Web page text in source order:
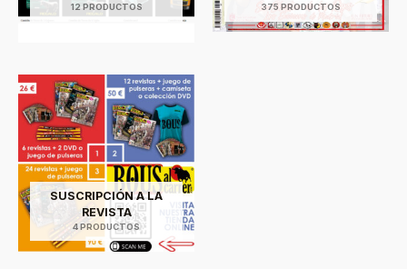
12 PRODUCTOS 375 PRODUCTOS
SUSCRIPCIÓN A LA
REVISTA
4 PRODUCTOS